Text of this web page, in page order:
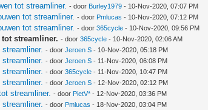
tot streamliner. - door Burley1979 - 10-Nov-2020, 07:07 PM
tot streamliner. - door Pmlucas - 10-Nov-2020, 07:12 PM
tot streamliner. - door365cycle - 10-Nov-2020, 09:56 PM
streamliner. - door365cycle - 10-Nov-2020, 02:06 AM
- doorJeroen S - 10-Nov-2020, 05:18 PM
- doorJeroen S - 11-Nov-2020, 06:08 PM
- door365cycle - 11-Nov-2020, 10:47 PM
- doorJeroen S - 12-Nov-2020, 02:12 PM
streamliner. - door PietV* - 12-Nov-2020, 03:36 PM
- door Pmlucas - 18-Nov-2020, 03:04 PM